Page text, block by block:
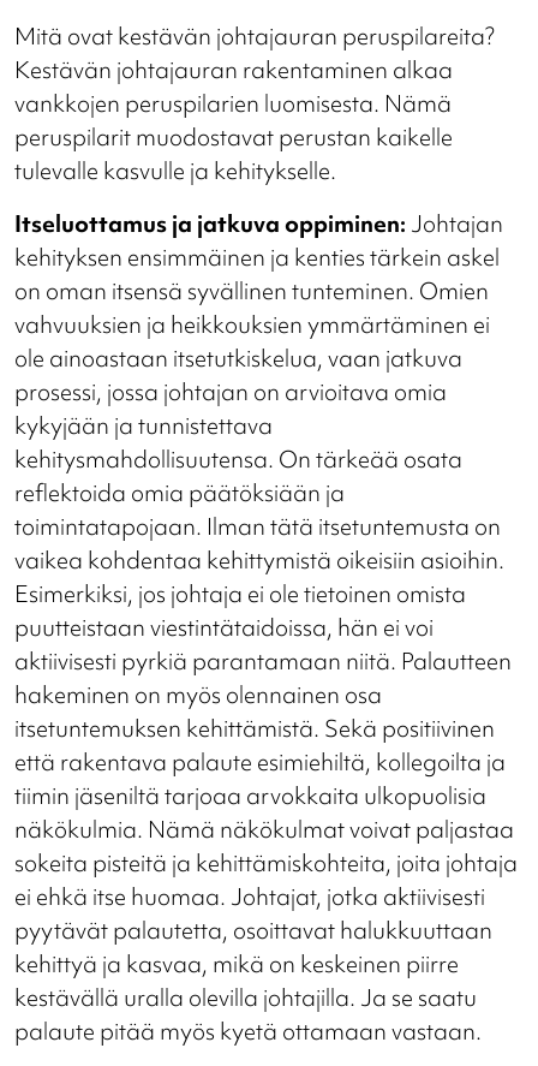
Mitä ovat kestävän johtajauran peruspilareita?
Kestävän johtajauran rakentaminen alkaa
vankkojen peruspilarien luomisesta. Nämä
peruspilarit muodostavat perustan kaikelle
tulevalle kasvulle ja kehitykselle.
Itseluottamus ja jatkuva oppiminen: Johtajan
kehityksen ensimmäinen ja kenties tärkein askel
on oman itsensä syvällinen tunteminen. Omien
vahvuuksien ja heikkouksien ymmärtäminen ei
ole ainoastaan itsetutkiskelua, vaan jatkuva
prosessi, jossa johtajan on arvioitava omia
kykyjään ja tunnistettava
kehitysmahdollisuutensa. On tärkeää osata
reflektoida omia päätöksiään ja
toimintatapojaan. Ilman tätä itsetuntemusta on
vaikea kohdentaa kehittymistä oikeisiin asioihin.
Esimerkiksi, jos johtaja ei ole tietoinen omista
puutteistaan viestintätaidoissa, hän ei voi
aktiivisesti pyrkiä parantamaan niitä. Palautteen
hakeminen on myös olennainen osa
itsetuntemuksen kehittämistä. Sekä positiivinen
että rakentava palaute esimiehiltä, kollegoilta ja
tiimin jäseniltä tarjoaa arvokkaita ulkopuolisia
näkökulmia. Nämä näkökulmat voivat paljastaa
sokeita pisteitä ja kehittämiskohteita, joita johtaja
ei ehkä itse huomaa. Johtajat, jotka aktiivisesti
pyytävät palautetta, osoittavat halukkuuttaan
kehittyä ja kasvaa, mikä on keskeinen piirre
kestävällä uralla olevilla johtajilla. Ja se saatu
palaute pitää myös kyetä ottamaan vastaan.